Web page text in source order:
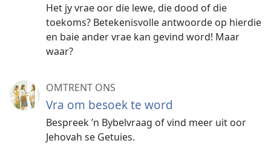
Het jy vrae oor die lewe, die dood of die
toekoms? Betekenisvolle antwoorde op hierdie
en baie ander vrae kan gevind word! Maar
waar?
OMTRENT ONS
Vra om besoek te word
Bespreek ’n Bybelvraag of vind meer uit oor
Jehovah se Getuies.